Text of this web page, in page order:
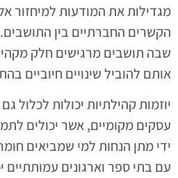
מגדילות את המודעות למיחזור
הקשרים החברתיים בין התושבים.
שבה תושבים מרגישים חלק
אותם להוביל שינויים חיוביים
יוזמות קהילתיות יכולות לכלול
עסקים מקומיים, אשר יכולים
ידי מתן הנחות למי שמביאים
עם בתי ספר וארגונים עמותתיים